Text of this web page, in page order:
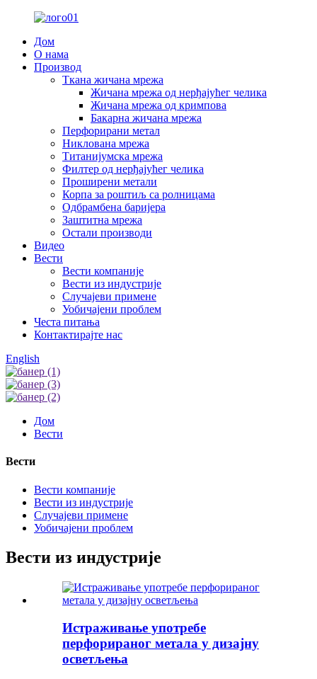
Дом
О нама
Производ
Ткана жичана мрежа
Жичана мрежа од нерђајућег челика
Жичана мрежа од кримпова
Бакарна жичана мрежа
Перфорирани метал
Никлована мрежа
Титанијумска мрежа
Филтер од нерђајућег челика
Проширени метали
Корпа за роштиљ са ролницама
Одбрамбена баријера
Заштитна мрежа
Остали производи
Видео
Вести
Вести компаније
Вести из индустрије
Случајеви примене
Уобичајени проблем
Честа питања
Контактирајте нас
English
Дом
Вести
Вести
Вести компаније
Вести из индустрије
Случајеви примене
Уобичајени проблем
Вести из индустрије
Истраживање употребе
перфорираног метала у дизајну
осветљења